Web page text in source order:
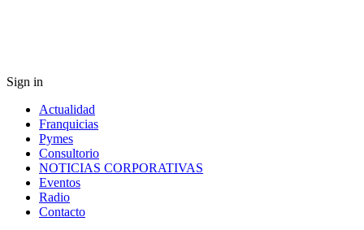
Sign in
Actualidad
Franquicias
Pymes
Consultorio
NOTICIAS CORPORATIVAS
Eventos
Radio
Contacto